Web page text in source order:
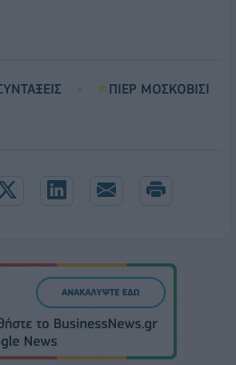
ΠΙΕΡ ΜΟΣΚΟΒΙΣΙ